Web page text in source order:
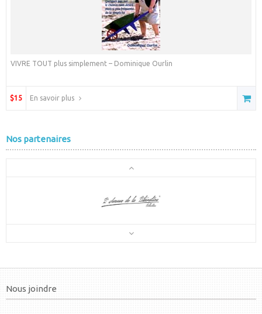
VIVRE TOUT plus simplement – Dominique Ourlin
$15 En savoir plus
Nos partenaires
Nous joindre